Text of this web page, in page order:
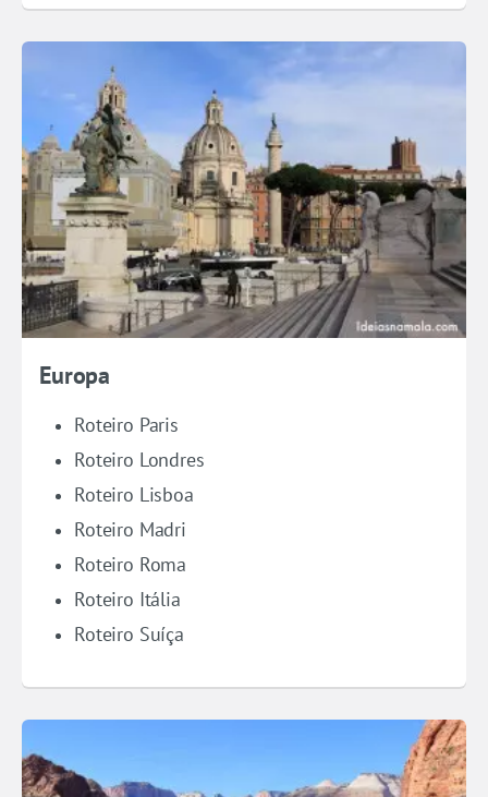
Europa
Roteiro Paris
Roteiro Londres
Roteiro Lisboa
Roteiro Madri
Roteiro Roma
Roteiro Itália
Roteiro Suíça